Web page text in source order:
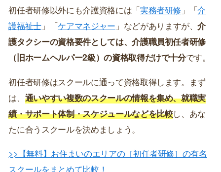
初任者研修以外にも介護資格には「実務者研修 」「介
護福祉士 」「ケアマネジャー 」などがありますが、介
護タクシーの資格要件としては、介護職員初任者研修
（旧ホームヘルパー2級）の資格取得だけで十分です。
初任者研修はスクールに通って資格取得します。まず
は、 通いやすい複数のスクールの情報を集め、就職実
績・サポート体制・スケジュールなどを比較し、あな
たに合うスクールを決めましょう。
>>【無料】お住まいのエリアの［初任者研修］の有名
スクールをまとめて比較！